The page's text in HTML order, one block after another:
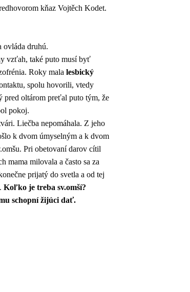
kňaz Vojtěch Kodet.
ovláda druhú.
vzťah, také puto musí byť
Roky mala lesbický
spolu hovorili, vtedy
pred oltárom preťal puto tým, že
pokoj.
Liečba nepomáhala. Z jeho
k dvom úmyselným a k dvom
Pri obetovaní darov cítil
mama milovala a často sa za
prijatý do svetla a od tej
Koľko je treba sv.omší?
schopní žijúci dať.